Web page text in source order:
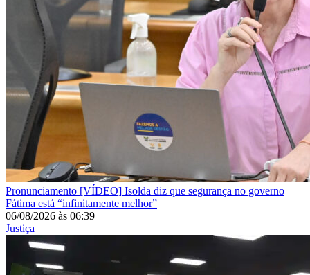
Pronunciamento [VÍDEO] Isolda diz que segurança no governo
Fátima está “infinitamente melhor”
06/08/2026 às 06:39
Justiça